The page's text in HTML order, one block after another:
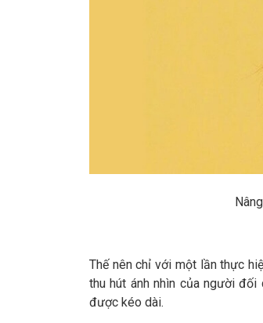
Thế nên chỉ với một lần thực
thu hút ánh nhìn của người đối
được kéo dài.